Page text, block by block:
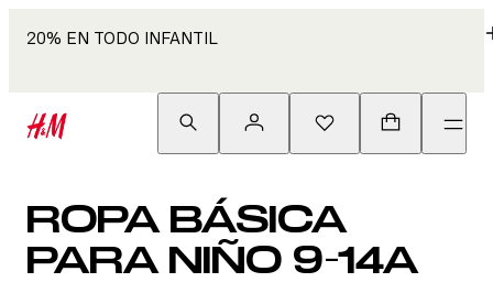
20% EN TODO INFANTIL
ROPA BÁSICA
PARA NIÑO 9-14A